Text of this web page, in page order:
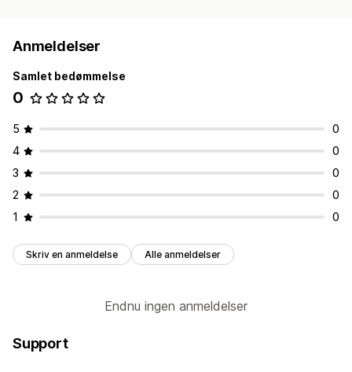
Anmeldelser
Samlet bedømmelse
0
5
0
4
0
3
0
2
0
1
0
Skriv en anmeldelse Alle anmeldelser
Endnu ingen anmeldelser
Support